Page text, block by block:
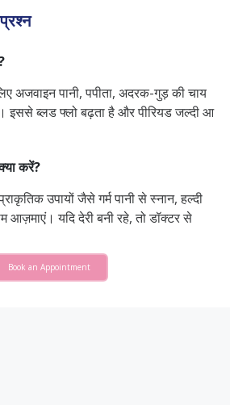
अजवाइन पानी, पपीता, अदरक-गुड़ की चाय
इससे ब्लड फ्लो बढ़ता है और पीरियड जल्दी आ
करें?
उपायों जैसे गर्म पानी से स्नान, हल्दी
आज़माएं। यदि देरी बनी रहे, तो डॉक्टर से
Book an Appointment